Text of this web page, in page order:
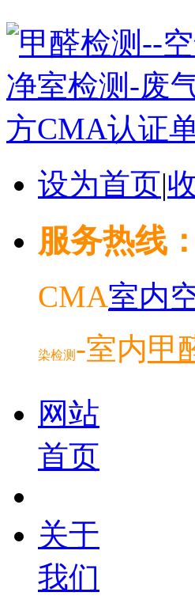
设为首页|
服务热线
CMA室内
染检测 -室内甲
网站
首页
关于
我们